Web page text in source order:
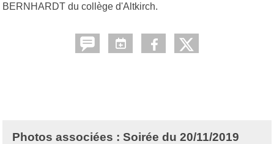
BERNHARDT du collège d'Altkirch.
Photos associées : Soirée du 20/11/2019